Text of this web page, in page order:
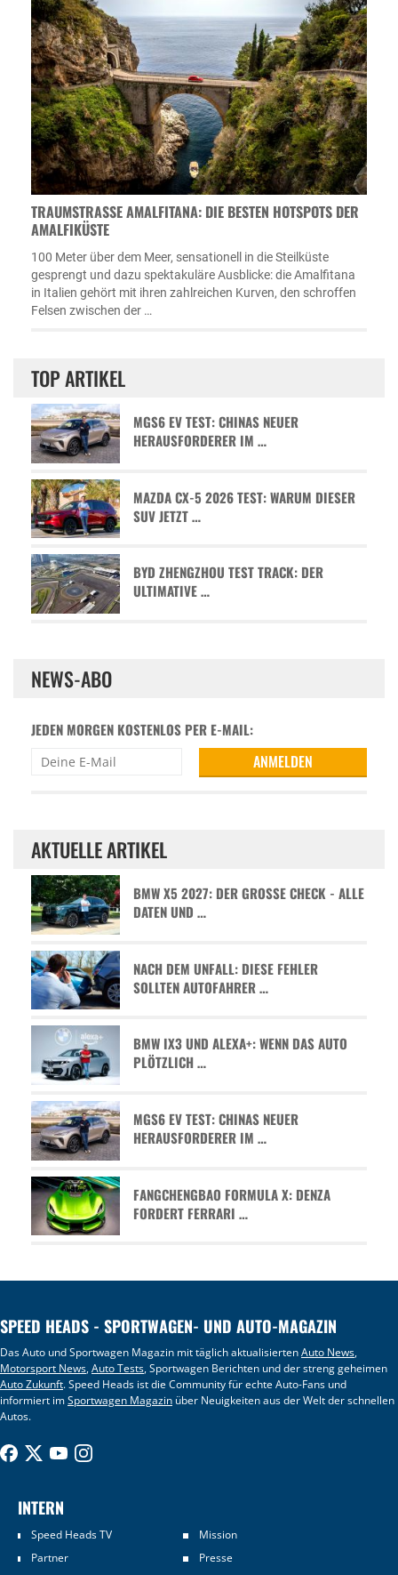
TRAUMSTRASSE AMALFITANA: DIE BESTEN HOTSPOTS DER A
MALFIKÜSTE
100 Meter über dem Meer, sensationell in die Steilküste
gesprengt und dazu spektakuläre Ausblicke: die Amalfitana
in Italien gehört mit ihren zahlreichen Kurven, den schroffen
Felsen zwischen der …
TOP ARTIKEL
MGS6 EV TEST: CHINAS NEUER
HERAUSFORDERER IM …
MAZDA CX-5 2026 TEST: WARUM DIESER
SUV JETZT …
BYD ZHENGZHOU TEST TRACK: DER
ULTIMATIVE …
NEWS-ABO
JEDEN MORGEN KOSTENLOS PER E-MAIL:
AKTUELLE ARTIKEL
BMW X5 2027: DER GROSSE CHECK - ALLE D
ATEN UND …
NACH DEM UNFALL: DIESE FEHLER
SOLLTEN AUTOFAHRER …
BMW IX3 UND ALEXA+: WENN DAS AUTO
PLÖTZLICH …
MGS6 EV TEST: CHINAS NEUER
HERAUSFORDERER IM …
FANGCHENGBAO FORMULA X: DENZA
FORDERT FERRARI …
SPEED HEADS - SPORTWAGEN- UND AUTO-MAGAZIN
Das Auto und Sportwagen Magazin mit täglich aktualisiertenAuto News,
Motorsport News,Auto Tests, Sportwagen Berichten und der streng geheimen
Auto Zukunft. Speed Heads ist die Community für echte Auto-Fans und
informiert imSportwagen Magazin über Neuigkeiten aus der Welt der schnellen
Autos.
INTERN
Speed Heads TV
Mission
Partner
Presse